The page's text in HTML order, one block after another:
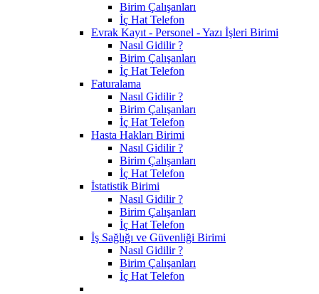
Birim Çalışanları
İç Hat Telefon
Evrak Kayıt - Personel - Yazı İşleri Birimi
Nasıl Gidilir ?
Birim Çalışanları
İç Hat Telefon
Faturalama
Nasıl Gidilir ?
Birim Çalışanları
İç Hat Telefon
Hasta Hakları Birimi
Nasıl Gidilir ?
Birim Çalışanları
İç Hat Telefon
İstatistik Birimi
Nasıl Gidilir ?
Birim Çalışanları
İç Hat Telefon
İş Sağlığı ve Güvenliği Birimi
Nasıl Gidilir ?
Birim Çalışanları
İç Hat Telefon